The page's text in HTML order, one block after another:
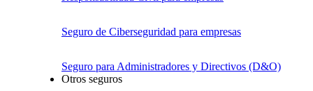
Seguro de Ciberseguridad para empresas
Seguro para Administradores y Directivos (D&O)
Otros seguros